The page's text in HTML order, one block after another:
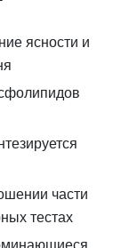
ясности и
части
тестах